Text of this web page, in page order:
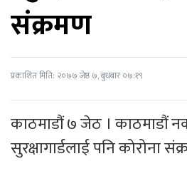
संक्रमण
प्रकाशित मिति: २०७७ जेष्ठ ७, बुधबार ०७:१९
काठमाडौं ७ जेठ । काठमाडौं
सुरक्षागार्डलाई पनि कोरोना